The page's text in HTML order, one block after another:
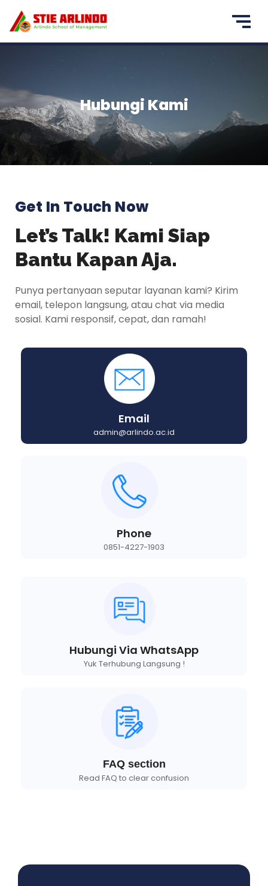
Hubungi Kami
Get In Touch Now
Let’s Talk! Kami Siap
Bantu Kapan Aja.
Punya pertanyaan seputar layanan kami? Kirim
email, telepon langsung, atau chat via media
sosial. Kami responsif, cepat, dan ramah!
Email
admin@arlindo.ac.id
Phone
0851-4227-1903
Hubungi Via WhatsApp
Yuk Terhubung Langsung !
FAQ section
Read FAQ to clear confusion